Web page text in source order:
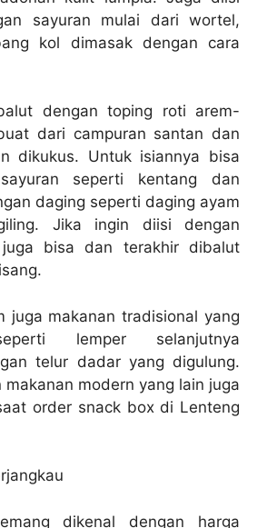
sayuran mulai dari wortel,
kol dimasak dengan cara
dengan toping roti arem-
dari campuran santan dan
dikukus. Untuk isiannya bisa
seperti kentang dan
daging seperti daging ayam
Jika ingin diisi dengan
bisa dan terakhir dibalut
juga makanan tradisional yang
lemper selanjutnya
telur dadar yang digulung.
makanan modern yang lain juga
order snack box di Lenteng
dikenal dengan harga